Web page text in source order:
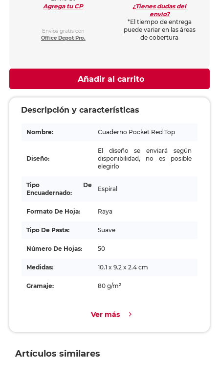
Agrega tu CP
Envíos gratis con
Office Depot Pro.
¿Tienes dudas del
envío?
*El tiempo de entrega
puede variar en las áreas
de cobertura
Añadir al carrito
Descripción y características
Nombre: Cuaderno Pocket Red Top
Diseño:
El diseño se enviará según
disponibilidad, no es posible
elegirlo
Tipo De
Encuadernado:
Espiral
Formato De Hoja: Raya
Tipo De Pasta: Suave
Número De Hojas: 50
Medidas: 10.1 x 9.2 x 2.4 cm
Gramaje: 80 g/m²
Ver más
Artículos similares